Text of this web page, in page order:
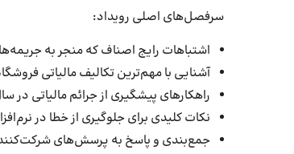
سرفصل‌های اصلی رویداد:
اشتباهات رایج اصناف که منجر به
آشنایی با مهم‌ترین تکالیف مالیاتی
راهکارهای پیشگیری از جرائم مالیاتی در
نکات کلیدی برای جلوگیری از خطا در
جمع‌بندی و پاسخ به پرسش‌های